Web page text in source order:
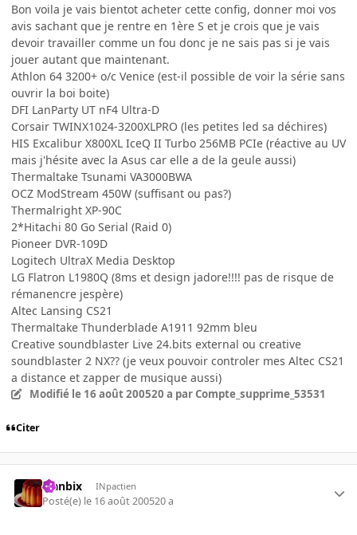
Bon voila je vais bientot acheter cette config, donner moi vos
avis sachant que je rentre en 1ère S et je crois que je vais
devoir travailler comme un fou donc je ne sais pas si je vais
jouer autant que maintenant.
Athlon 64 3200+ o/c Venice (est-il possible de voir la série sans
ouvrir la boi boite)
DFI LanParty UT nF4 Ultra-D
Corsair TWINX1024-3200XLPRO (les petites led sa déchires)
HIS Excalibur X800XL IceQ II Turbo 256MB PCIe (réactive au UV
mais j'hésite avec la Asus car elle a de la geule aussi)
Thermaltake Tsunami VA3000BWA
OCZ ModStream 450W (suffisant ou pas?)
Thermalright XP-90C
2*Hitachi 80 Go Serial (Raid 0)
Pioneer DVR-109D
Logitech UltraX Media Desktop
LG Flatron L1980Q (8ms et design jadore!!!! pas de risque de
rémanencre jespère)
Altec Lansing CS21
Thermaltake Thunderblade A1911 92mm bleu
Creative soundblaster Live 24.bits external ou creative
soundblaster 2 NX?? (je veux pouvoir controler mes Altec CS21
a distance et zapper de musique aussi)
Modifié le 16 août 200520 a par Compte_supprime_53531
Citer
Flanbix INpactien
Posté(e) le 16 août 200520 a